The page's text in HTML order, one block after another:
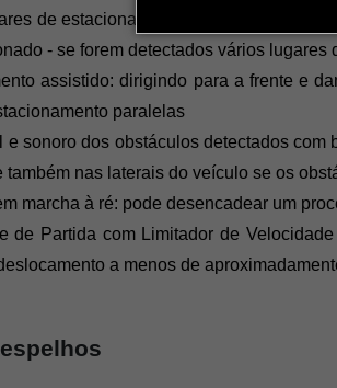
de estacionamento gratuitos a uma
- se forem detectados vários
assistido: dirigindo para a frente e
paralelas
e sonoro dos obstáculos detectados
também nas laterais do veículo se os
marcha à ré: pode desencadear um
de Partida com Limitador de
a menos de